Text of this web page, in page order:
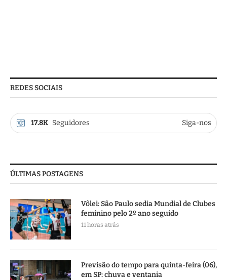
REDES SOCIAIS
17.8K Seguidores Siga-nos
ÚLTIMAS POSTAGENS
Vôlei: São Paulo sedia Mundial de Clubes
feminino pelo 2º ano seguido
11 horas atrás
Previsão do tempo para quinta-feira (06),
em SP: chuva e ventania